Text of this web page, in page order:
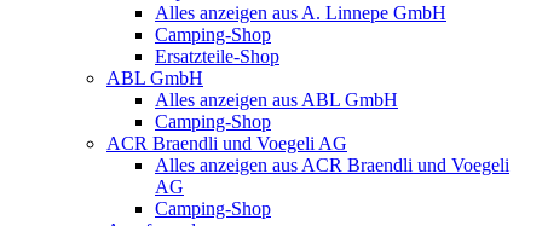
Alles anzeigen aus A. Linnepe GmbH
Camping-Shop
Ersatzteile-Shop
ABL GmbH
Alles anzeigen aus ABL GmbH
Camping-Shop
ACR Braendli und Voegeli AG
Alles anzeigen aus ACR Braendli und Voegeli
AG
Camping-Shop